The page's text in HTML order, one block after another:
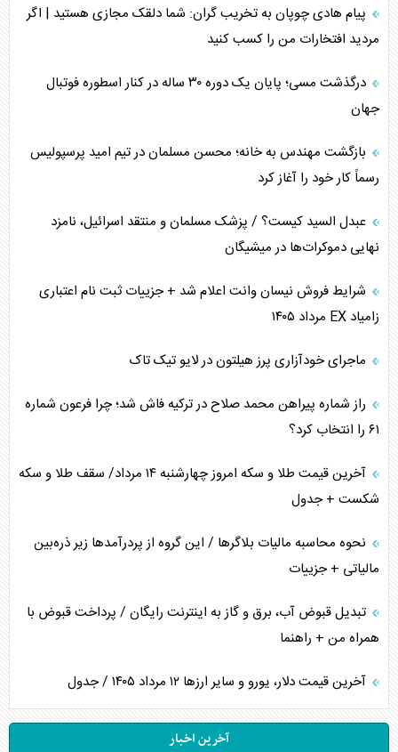
تحلیل جامع پدیده تراستی‌ها
تأثیر جنگ ایران و آمریکا بر اقتصاد جهانی
اربعین، کابوس مشترک تل‌آویو-واشنگتن
پیام هادی چوپان به تخریب گران: شما دلقک مجازی هستید | اگر
مردید افتخارات من را کسب کنید
درگذشت مسی؛ پایان یک دوره ۳۰ ساله در کنار اسطوره فوتبال
جهان
بازگشت مهندس به خانه؛ محسن مسلمان در تیم امید پرسپولیس
رسماً کار خود را آغاز کرد
عبدل السید کیست؟ / پزشک مسلمان و منتقد اسرائیل، نامزد
نهایی دموکرات‌ها در میشیگان
شرایط فروش نیسان وانت اعلام شد + جزییات ثبت نام اعتباری
زامیاد EX مرداد ۱۴۰۵
ماجرای خودآزاری پرز هیلتون در لایو تیک تاک
راز شماره پیراهن محمد صلاح در ترکیه فاش شد؛ چرا فرعون شماره
۶۱ را انتخاب کرد؟
آخرین قیمت طلا و سکه امروز چهارشنبه ۱۴ مرداد/ سقف طلا و سکه
شکست + جدول
نحوه محاسبه مالیات بلاگر‌ها / این گروه از پردرآمد‌ها زیر ذره‌بین
مالیاتی + جزییات
تبدیل قبوض آب، برق و گاز به اینترنت رایگان / پرداخت قبوض با
همراه من + راهنما
آخرین قیمت دلار، یورو و سایر ارز‌ها ۱۲ مرداد ۱۴۰۵ / جدول
آخرین اخبار